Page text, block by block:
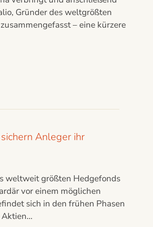
Gründer des weltgrößten
– eine kürzere
Anleger ihr
weltweit größten Hedgefonds
vor einem möglichen
sich in den frühen Phasen
Aktien…